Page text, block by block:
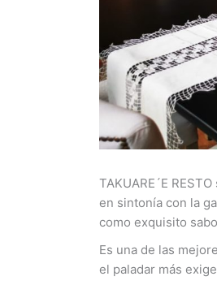
TAKUARE´E
en sintonía con la
como exquisito
Es una de las
el paladar más